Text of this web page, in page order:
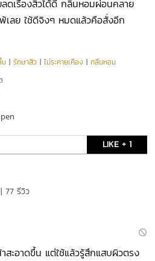
ดเรื่องสิวได้ดี กลิ่นหอมผ่อนคลาย
เลย ใช้ดีจิงๆ หมดแล้วคือสั่งอีก
น |รักษาสิว |ไม่ระคายเคือง |กลิ่นหอม
LIKE + 1
77 รีวิว
สะอาดขึ้น แต่ใช้แล้วรู้สึกแสบผิวตรง